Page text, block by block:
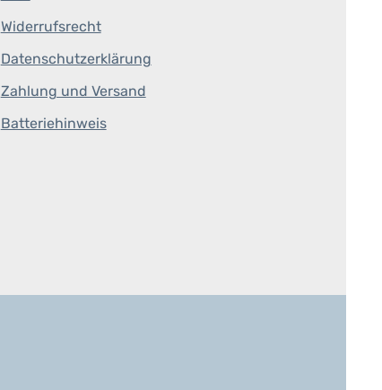
Widerrufsrecht
Datenschutzerklärung
Zahlung und Versand
Batteriehinweis